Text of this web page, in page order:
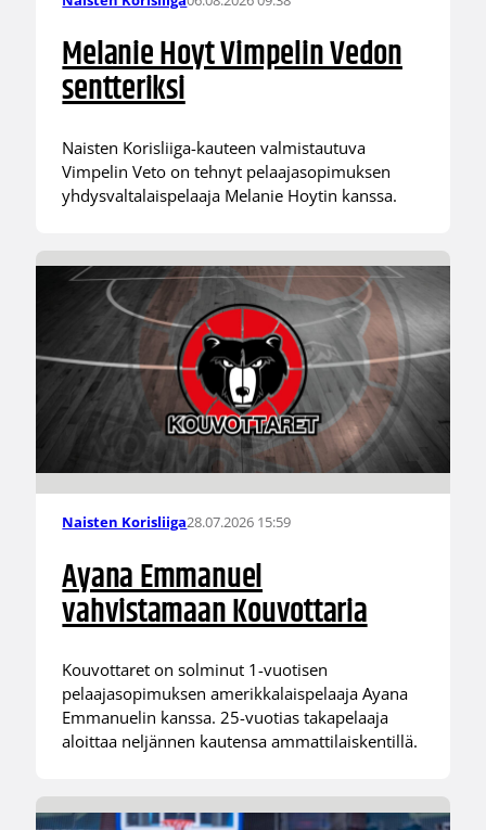
Melanie Hoyt Vimpelin Vedon
sentteriksi
Naisten Korisliiga-kauteen valmistautuva
Vimpelin Veto on tehnyt pelaajasopimuksen
yhdysvaltalaispelaaja Melanie Hoytin kanssa.
Naisten Korisliiga28.07.2026 15:59
Ayana Emmanuel
vahvistamaan Kouvottaria
Kouvottaret on solminut 1-vuotisen
pelaajasopimuksen amerikkalaispelaaja Ayana
Emmanuelin kanssa. 25-vuotias takapelaaja
aloittaa neljännen kautensa ammattilaiskentillä.